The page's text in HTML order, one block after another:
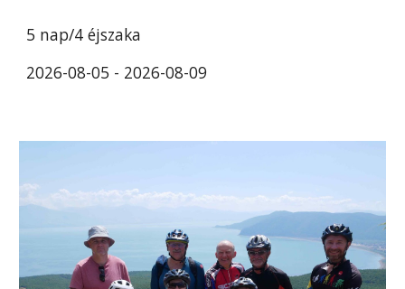
5 nap/4 éjszaka
2026-08-05 - 2026-08-09